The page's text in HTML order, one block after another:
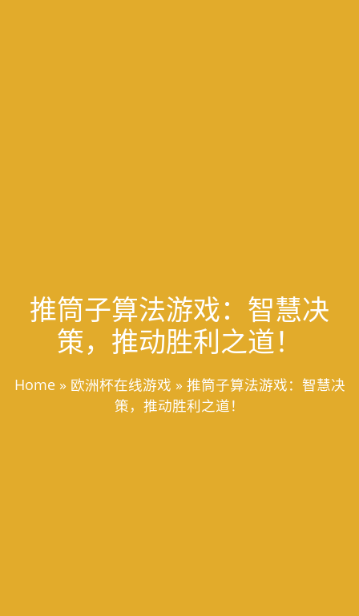
推筒子算法游戏：智慧决
策，推动胜利之道！
Home» 欧洲杯在线游戏 » 推筒子算法游戏：智慧决
策，推动胜利之道！